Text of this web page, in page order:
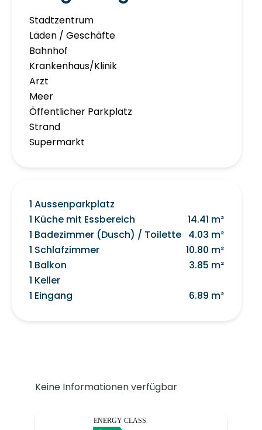
Stadtzentrum
Läden / Geschäfte
Bahnhof
Krankenhaus/Klinik
Arzt
Meer
Öffentlicher Parkplatz
Strand
Supermarkt
1 Aussenparkplatz
1 Küche mit Essbereich
14.41 m²
1 Badezimmer (Dusch) / Toilette 4.03 m²
1 Schlafzimmer
10.80 m²
1 Balkon
3.85 m²
1 Keller
1 Eingang
6.89 m²
Keine Informationen verfügbar